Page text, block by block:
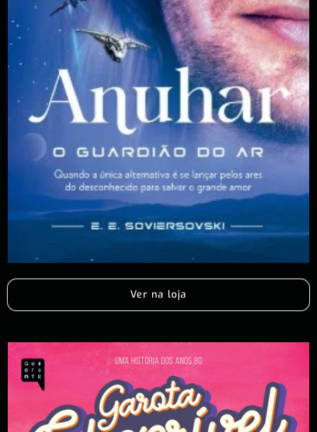
Ver na loja